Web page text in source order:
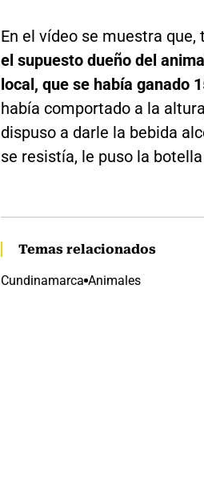
En el vídeo se muestra
el supuesto dueño del
local, que se había ganado
había comportado a la
dispuso a darle la bebida
se resistía, le puso la
Temas relacionados
Cundinamarca Animales